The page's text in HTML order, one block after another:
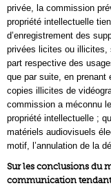
privée, la commission
propriété intellectuelle
d’enregistrement des
privées licites ou illicites,
part respective des
que par suite, en prenant
copies illicites de
commission a méconnu
propriété intellectuelle ;
matériels audiovisuels
motif, l’annulation de la
Sur les conclusions du
communication tendant